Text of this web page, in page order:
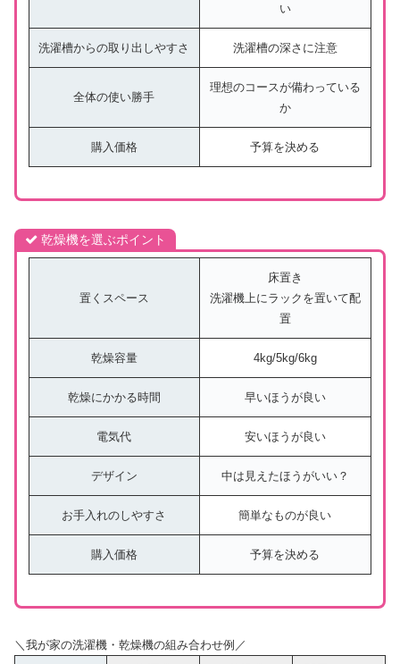
い
洗濯槽からの取り出しやすさ 洗濯槽の深さに注意
全体の使い勝手
理想のコースが備わっている
か
購入価格 予算を決める
乾燥機を選ぶポイント
置くスペース
床置き
洗濯機上にラックを置いて配
置
乾燥容量 4kg/5kg/6kg
乾燥にかかる時間 早いほうが良い
電気代 安いほうが良い
デザイン 中は見えたほうがいい？
お手入れのしやすさ 簡単なものが良い
購入価格 予算を決める
＼我が家の洗濯機・乾燥機の組み合わせ例／